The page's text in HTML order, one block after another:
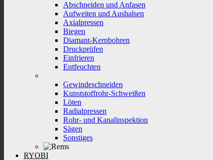
Abschneiden und Anfasen
Aufweiten und Aushalsen
Axialpressen
Biegen
Diamant-Kernbohren
Druckprüfen
Einfrieren
Entfeuchten
Gewindeschneiden
Kunststoffrohr-Schweißen
Löten
Radialpressen
Rohr- und Kanalinspektion
Sägen
Sonstiges
RYOBI